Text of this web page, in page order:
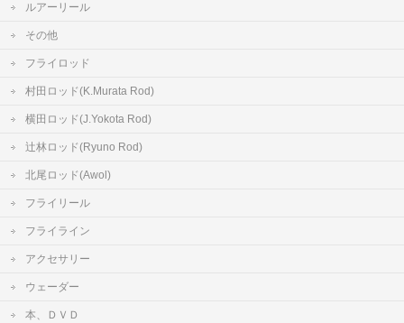
ルアーリール
その他
フライロッド
村田ロッド(K.Murata Rod)
横田ロッド(J.Yokota Rod)
辻林ロッド(Ryuno Rod)
北尾ロッド(Awol)
フライリール
フライライン
アクセサリー
ウェーダー
本、ＤＶＤ